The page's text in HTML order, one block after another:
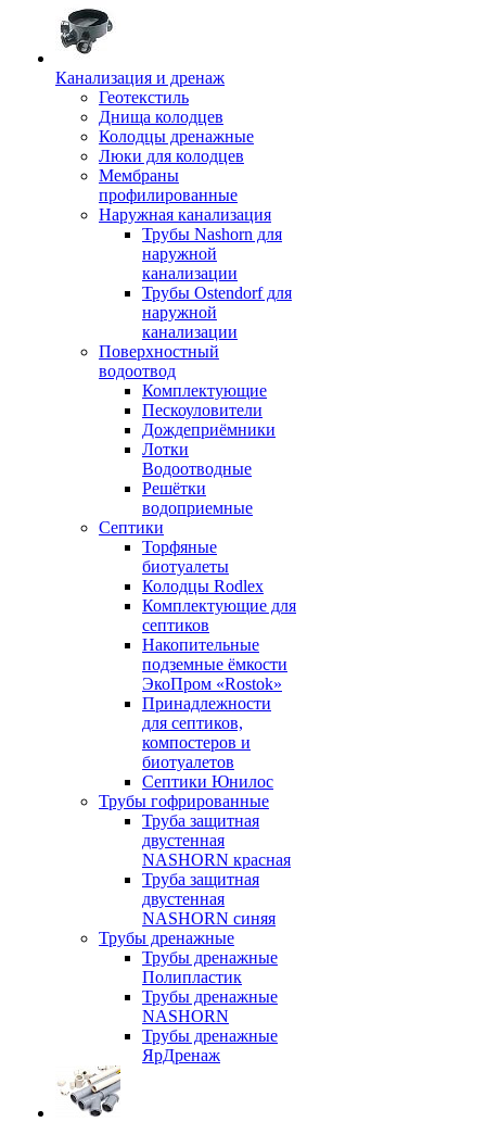
Канализация и дренаж
Геотекстиль
Днища колодцев
Колодцы дренажные
Люки для колодцев
Мембраны
профилированные
Наружная канализация
Трубы Nashorn для
наружной
канализации
Трубы Ostendorf для
наружной
канализации
Поверхностный
водоотвод
Комплектующие
Пескоуловители
Дождеприёмники
Лотки
Водоотводные
Решётки
водоприемные
Септики
Торфяные
биотуалеты
Колодцы Rodlex
Комплектующие для
септиков
Накопительные
подземные ёмкости
ЭкоПром «Rostok»
Принадлежности
для септиков,
компостеров и
биотуалетов
Септики Юнилос
Трубы гофрированные
Труба защитная
двустенная
NASHORN красная
Труба защитная
двустенная
NASHORN синяя
Трубы дренажные
Трубы дренажные
Полипластик
Трубы дренажные
NASHORN
Трубы дренажные
ЯрДренаж